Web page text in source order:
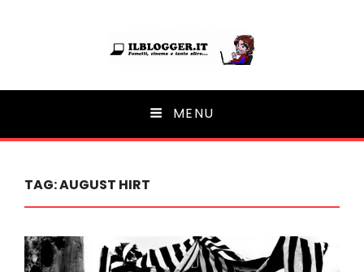
Ilblogger.it
Il portalino di blog | MENU
TAG:AUGUST HIRT